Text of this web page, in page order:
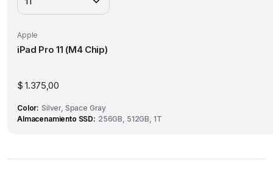
página
Apple
iPad Pro 11 (M4 Chip)
$ 1.375,00
Color Silver, Space Gray
Almacenamiento SSD
256GB, 512GB, 1T